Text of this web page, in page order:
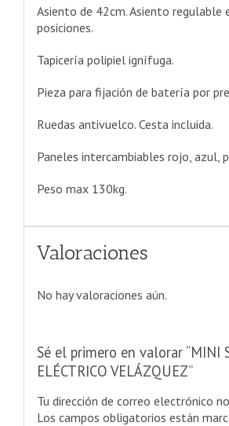
Asiento de 42cm. Asiento regulable
posiciones.
Tapicería polipiel ignífuga.
Pieza para fijación de batería por
Ruedas antivuelco. Cesta incluida.
Paneles intercambiables rojo, azul,
Peso max 130kg.
Valoraciones
No hay valoraciones aún.
Sé el primero en valorar “MINI
ELÉCTRICO VELÁZQUEZ”
Tu dirección de correo electrónico
Los campos obligatorios están